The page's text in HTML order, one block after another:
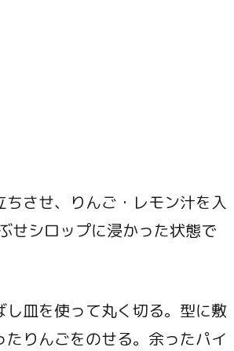
させ、りんご・レモン汁を入
せシロップに浸かった状態で
皿を使って丸く切る。型に敷
りんごをのせる。余ったパイ